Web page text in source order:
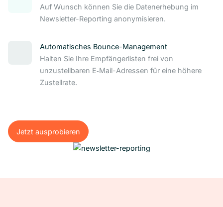
Auf Wunsch können Sie die Datenerhebung im
Newsletter-Reporting anonymisieren.
Automatisches Bounce-Management
Halten Sie Ihre Empfängerlisten frei von
unzustellbaren E‑Mail-Adressen für eine höhere
Zustellrate.
Jetzt ausprobieren
Jetzt ausprobieren